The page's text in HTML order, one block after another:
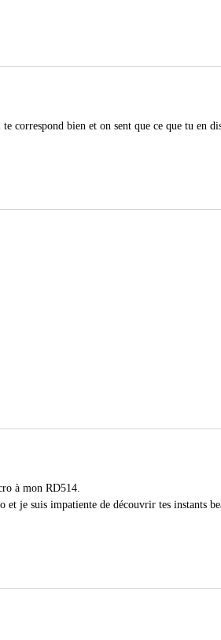
correspond bien et on sent que ce que tu en
à mon RD514.
je suis impatiente de découvrir tes instants